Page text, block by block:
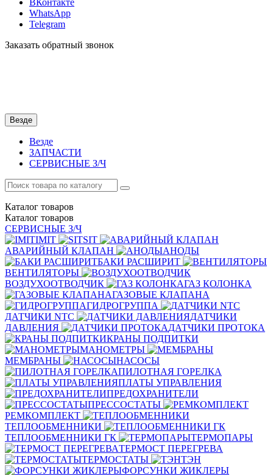
ВКонтакте
WhatsApp
Telegram
Заказать обратный звонок
Везде
Везде
ЗАПЧАСТИ
СЕРВИСНЫЕ З/Ч
Каталог товаров
Каталог товаров
СЕРВИСНЫЕ З/Ч
IMIT
SIT
АВАРИЙНЫЙ КЛАПАН
АНОДЫ
БАКИ РАСШИРИТ
ВЕНТИЛЯТОРЫ
ВОЗДУХООТВОДЧИК
ГАЗ КОЛОНКА
ГАЗОВЫЕ КЛАПАНА
ГИДРОГРУППА
ДАТЧИКИ NTC
ДАТЧИКИ
ДАВЛЕНИЯ
ДАТЧИКИ ПРОТОКА
КРАНЫ ПОДПИТКИ
МАНОМЕТРЫ
МЕМБРАНЫ
НАСОСЫ
ПИЛОТНАЯ ГОРЕЛКА
ПЛАТЫ УПРАВЛЕНИЯ
ПРЕДОХРАНИТЕЛИ
ПРЕССОСТАТЫ
РЕМКОМПЛЕКТ
ТЕПЛООБМЕННИКИ
ТЕПЛООБМЕННИКИ ГК
ТЕРМОПАРЫ
ТЕРМОСТ ПЕРЕГРЕВА
ТЕРМОСТАТЫ
ТЭН
ФОРСУНКИ ЖИКЛЕРЫ